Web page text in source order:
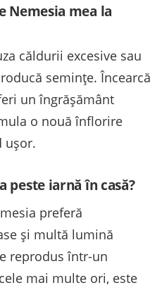
Nemesia mea la
căldurii excesive sau
semințe. Încearcă
un îngrășământ
o nouă înflorire
ușor.
peste iarnă în casă?
preferă
și multă lumină
reprodus într-un
mai multe ori, este